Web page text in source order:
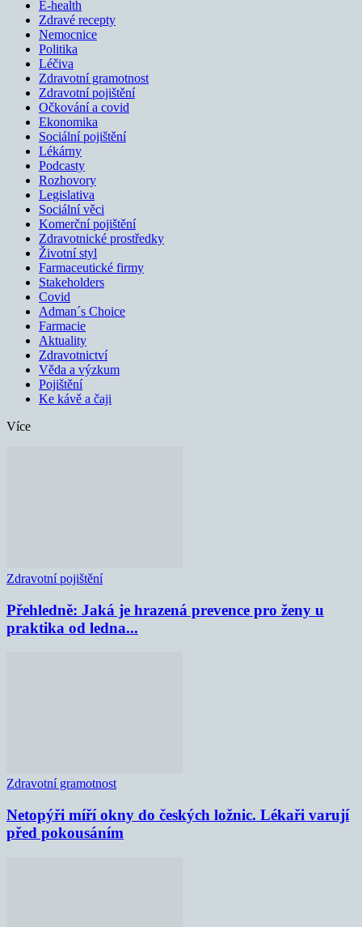
E-health
Zdravé recepty
Nemocnice
Politika
Léčiva
Zdravotní gramotnost
Zdravotní pojištění
Očkování a covid
Ekonomika
Sociální pojištění
Lékárny
Podcasty
Rozhovory
Legislativa
Sociální věci
Komerční pojištění
Zdravotnické prostředky
Životní styl
Farmaceutické firmy
Stakeholders
Covid
Adman´s Choice
Farmacie
Aktuality
Zdravotnictví
Věda a výzkum
Pojištění
Ke kávě a čaji
Více
Zdravotní pojištění
Přehledně: Jaká je hrazená prevence pro ženy u
praktika od ledna...
Zdravotní gramotnost
Netopýři míří okny do českých ložnic. Lékaři varují
před pokousáním